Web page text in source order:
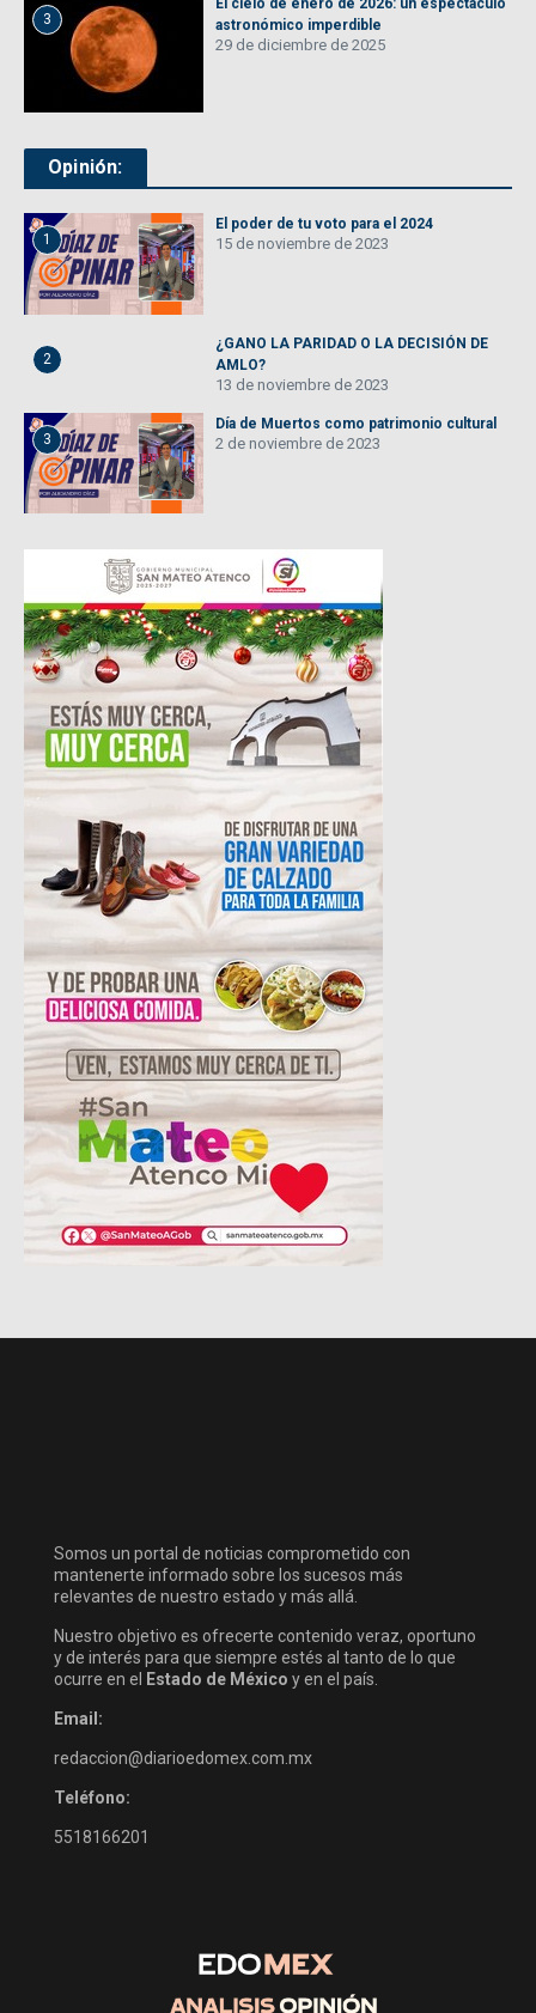
3
El cielo de enero de 2026: un espectáculo
astronómico imperdible
29 de diciembre de 2025
Opinión:
1
El poder de tu voto para el 2024
15 de noviembre de 2023
2
¿GANO LA PARIDAD O LA DECISIÓN DE
AMLO?
13 de noviembre de 2023
3
Día de Muertos como patrimonio cultural
2 de noviembre de 2023
Somos un portal de noticias comprometido con
mantenerte informado sobre los sucesos más
relevantes de nuestro estado y más allá.
Nuestro objetivo es ofrecerte contenido veraz, oportuno
y de interés para que siempre estés al tanto de lo que
ocurre en el
Estado de México y en el país.
Email:
redaccion@diarioedomex.com.mx
Teléfono:
5518166201